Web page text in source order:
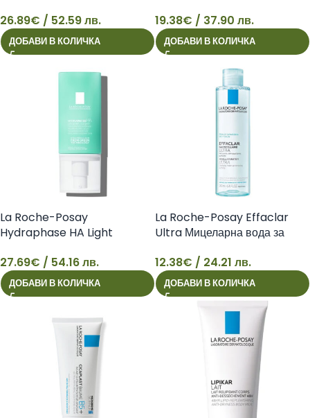
26
изпълнена и сияеща кожа
SPF25, 40 мл 3337875846110
26.89€ / 52.59 лв.
ДОБАВИ В КОЛИЧКА
19
околоочен крем против
подпухване, 15 мл
3337872412646
19.38€ / 37.90 лв.
ДОБАВИ В КОЛИЧКА
27
La Roche-Posay
Hydraphase HA Light
за нормална и смесена кожа,
50 мл 3337875731638
27.69€ / 54.16 лв.
ДОБАВИ В КОЛИЧКА
12
La Roche-Posay Effaclar
Ultra Мицеларна вода за
кожа, 200 мл
3433422408357
12.38€ / 24.21 лв.
ДОБАВИ В КОЛИЧКА